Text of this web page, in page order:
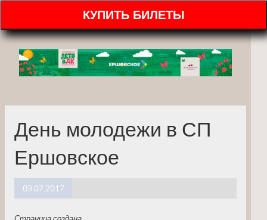
КУПИТЬ БИЛЕТЫ
День молодежи в СП
Ершовское
03.07.2017